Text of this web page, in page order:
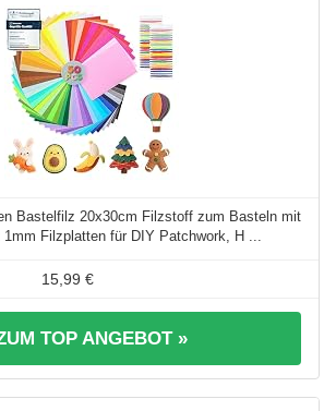
Bastelfilz 20x30cm Filzstoff zum Basteln mit
1mm Filzplatten für DIY Patchwork, H ...
15,99 €
TOP ANGEBOT »